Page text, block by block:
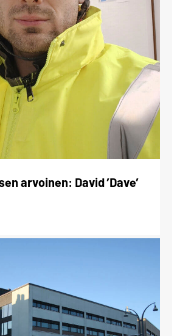
arvoinen: David ’Dave’